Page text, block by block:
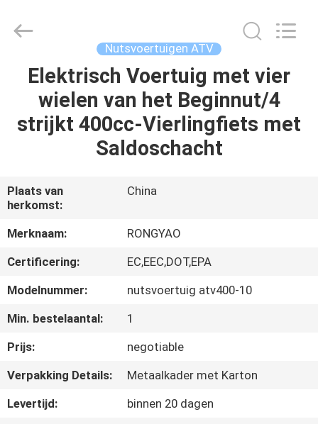
HUIS
PRODUCTEN
ONS
FABRIEKSREIS
KWALITEITSCONTROLE
CONTACTEER
ONS
VERZOEK
Co.,Ltd.
Nutsvoertuigen ATV
Elektrisch Voertuig met vier
wielen van het Beginnut/4
strijkt 400cc-Vierlingfiets met
Saldoschacht
Plaats van
herkomst:
China
Merknaam:
RONGYAO
Certificering:
EC,EEC,DOT,EPA
Modelnummer:
nutsvoertuig atv400-10
Min. bestelaantal:
1
Prijs:
negotiable
Verpakking Details:
Metaalkader met Karton
Levertijd:
binnen 20 dagen